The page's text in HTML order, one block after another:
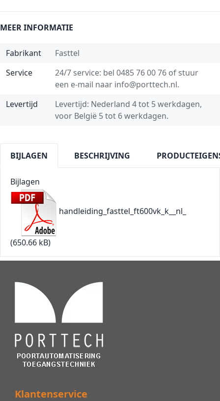
MEER INFORMATIE
Fabrikant
Fasttel
Service
24/7 service: bel 0485 76 00 76 of stuur
een e-mail naar info@porttech.nl.
Levertijd
Levertijd: Nederland 4 tot 5 werkdagen,
voor België 5 tot 6 werkdagen.
BIJLAGEN BESCHRIJVING
Bijlagen
handleiding_fasttel_ft600vk_k__nl_
(650.66 kB)
Klantenservice